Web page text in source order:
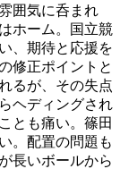
囲気に呑まれ
ホーム。国立競
、期待と応援を
修正ポイントと
るが、その失点
ヘディングされ
とも痛い。篠田
。配置の問題も
長いボールから